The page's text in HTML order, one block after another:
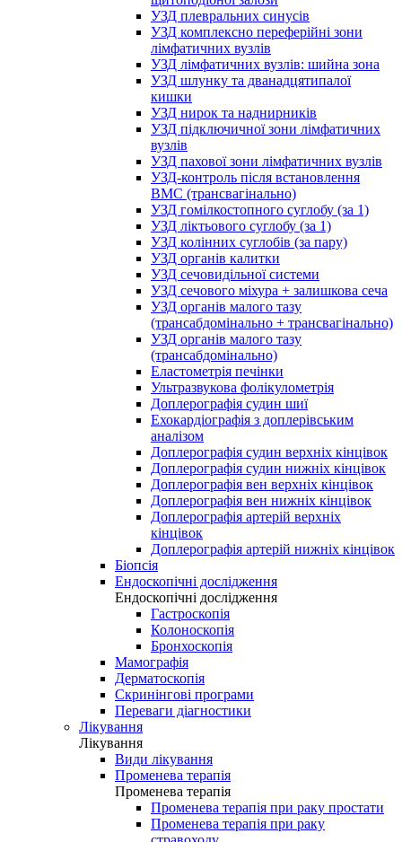
УЗД плевральних синусів
УЗД комплексно переферійні зони
лімфатичних вузлів
УЗД лімфатичних вузлів: шийна зона
УЗД шлунку та дванадцятипалої
кишки
УЗД нирок та наднирників
УЗД підключичної зони лімфатичних
вузлів
УЗД пахової зони лімфатичних вузлів
УЗД-контроль після встановлення
ВМС (трансвагінально)
УЗД гомілкостопного суглобу (за 1)
УЗД ліктьового суглобу (за 1)
УЗД колінних суглобів (за пару)
УЗД органів калитки
УЗД сечовидільної системи
УЗД сечового міхура + залишкова сеча
УЗД органів малого тазу
(трансабдомінально + трансвагінально)
УЗД органів малого тазу
(трансабдомінально)
Еластометрія печінки
Ультразвукова фолікулометрія
Доплерографія судин шиї
Ехокардіографія з доплерівським
аналізом
Доплерографія судин верхніх кінцівок
Доплерографія судин нижніх кінцівок
Доплерографія вен верхніх кінцівок
Доплерографія вен нижніх кінцівок
Доплерографія артерій верхніх
кінцівок
Доплерографія артерій нижніх кінцівок
Біопсія
Ендоскопічні дослідження
Ендоскопічні дослідження
Гастроскопія
Колоноскопія
Бронхоскопія
Мамографія
Дерматоскопія
Скринінгові програми
Переваги діагностики
Лікування
Лікування
Види лікування
Променева терапія
Променева терапія
Променева терапія при раку простати
Променева терапія при раку